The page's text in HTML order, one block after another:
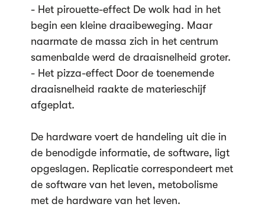
- Het pirouette-effect De wolk had in het
begin een kleine draaibeweging. Maar
naarmate de massa zich in het centrum
samenbalde werd de draaisnelheid groter.
- Het pizza-effect Door de toenemende
draaisnelheid raakte de materieschijf
afgeplat.
De hardware voert de handeling uit die in
de benodigde informatie, de software, ligt
opgeslagen. Replicatie correspondeert met
de software van het leven, metobolisme
met de hardware van het leven.